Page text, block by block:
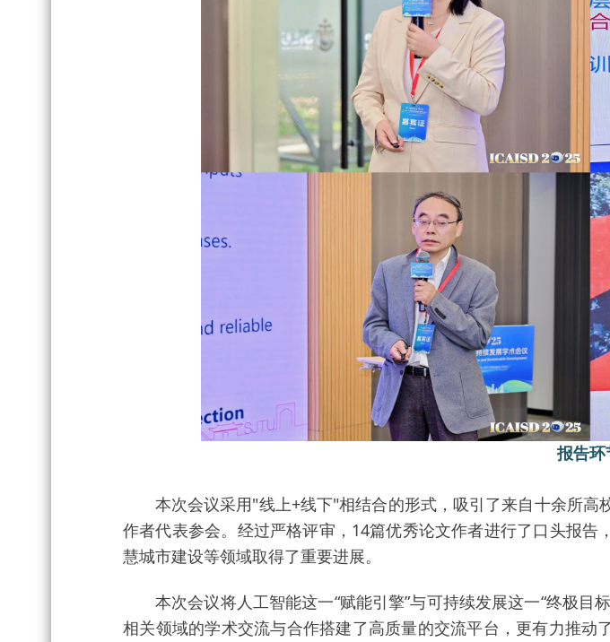
报告环
本次会议采用"线上+线下"相结合的形式，吸引了来自十余所高
作者代表参会。经过严格评审，14篇优秀论文作者进行了口头报
慧城市建设等领域取得了重要进展。
本次会议将人工智能这一“赋能引擎”与可持续发展这一“终极目
相关领域的学术交流与合作搭建了高质量的交流平台，更有力推